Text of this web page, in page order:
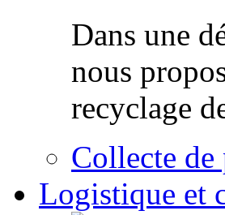
Dans une
nous
recyclage
Collecte
Logistique et